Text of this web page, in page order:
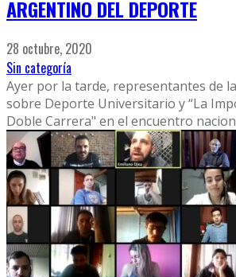
ARGENTINO DEL DEPORTE
28 octubre, 2020
Sin categoría
Ayer por la tarde, representantes de
sobre Deporte Universitario y “La
Doble Carrera" en el encuentro